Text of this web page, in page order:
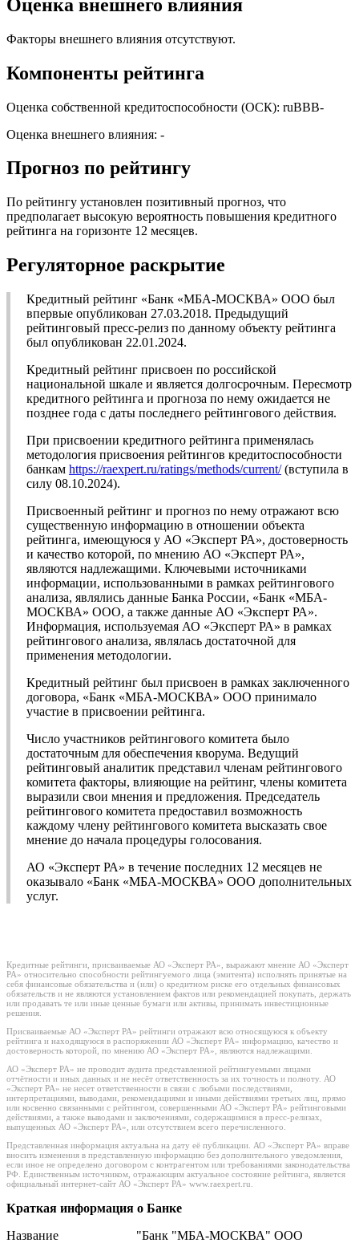
Оценка внешнего влияния
Факторы внешнего влияния отсутствуют.
Компоненты рейтинга
Оценка собственной кредитоспособности (ОСК): ruBBB-
Оценка внешнего влияния: -
Прогноз по рейтингу
По рейтингу установлен позитивный прогноз, что
предполагает высокую вероятность повышения кредитного
рейтинга на горизонте 12 месяцев.
Регуляторное раскрытие
Кредитный рейтинг «Банк «МБА-МОСКВА» ООО был
впервые опубликован 27.03.2018. Предыдущий
рейтинговый пресс-релиз по данному объекту рейтинга
был опубликован 22.01.2024.
Кредитный рейтинг присвоен по российской
национальной шкале и является долгосрочным. Пересмотр
кредитного рейтинга и прогноза по нему ожидается не
позднее года с даты последнего рейтингового действия.
При присвоении кредитного рейтинга применялась
методология присвоения рейтингов кредитоспособности
банкам https://raexpert.ru/ratings/methods/current/(вступила в
силу 08.10.2024).
Присвоенный рейтинг и прогноз по нему отражают всю
существенную информацию в отношении объекта
рейтинга, имеющуюся у АО «Эксперт РА», достоверность
и качество которой, по мнению АО «Эксперт РА»,
являются надлежащими. Ключевыми источниками
информации, использованными в рамках рейтингового
анализа, являлись данные Банка России, «Банк «МБА-
МОСКВА» ООО, а также данные АО «Эксперт РА».
Информация, используемая АО «Эксперт РА» в рамках
рейтингового анализа, являлась достаточной для
применения методологии.
Кредитный рейтинг был присвоен в рамках заключенного
договора, «Банк «МБА-МОСКВА» ООО принимало
участие в присвоении рейтинга.
Число участников рейтингового комитета было
достаточным для обеспечения кворума. Ведущий
рейтинговый аналитик представил членам рейтингового
комитета факторы, влияющие на рейтинг, члены комитета
выразили свои мнения и предложения. Председатель
рейтингового комитета предоставил возможность
каждому члену рейтингового комитета высказать свое
мнение до начала процедуры голосования.
АО «Эксперт РА» в течение последних 12 месяцев не
оказывало «Банк «МБА-МОСКВА» ООО дополнительных
услуг.
Кредитные рейтинги, присваиваемые АО «Эксперт РА», выражают мнение АО «Эксперт
РА» относительно способности рейтингуемого лица (эмитента) исполнять принятые на
себя финансовые обязательства и (или) о кредитном риске его отдельных финансовых
обязательств и не являются установлением фактов или рекомендацией покупать, держать
или продавать те или иные ценные бумаги или активы, принимать инвестиционные
решения.
Присваиваемые АО «Эксперт РА» рейтинги отражают всю относящуюся к объекту
рейтинга и находящуюся в распоряжении АО «Эксперт РА» информацию, качество и
достоверность которой, по мнению АО «Эксперт РА», являются надлежащими.
АО «Эксперт РА» не проводит аудита представленной рейтингуемыми лицами
отчётности и иных данных и не несёт ответственность за их точность и полноту. АО
«Эксперт РА» не несет ответственности в связи с любыми последствиями,
интерпретациями, выводами, рекомендациями и иными действиями третьих лиц, прямо
или косвенно связанными с рейтингом, совершенными АО «Эксперт РА» рейтинговыми
действиями, а также выводами и заключениями, содержащимися в пресс-релизах,
выпущенных АО «Эксперт РА», или отсутствием всего перечисленного.
Представленная информация актуальна на дату её публикации. АО «Эксперт РА» вправе
вносить изменения в представленную информацию без дополнительного уведомления,
если иное не определено договором с контрагентом или требованиями законодательства
РФ. Единственным источником, отражающим актуальное состояние рейтинга, является
официальный интернет-сайт АО «Эксперт РА» www.raexpert.ru.
Краткая информация о Банке
Название
"Банк "МБА-МОСКВА" ООО